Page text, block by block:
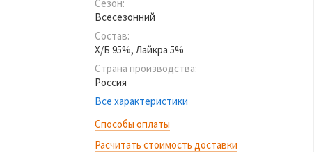
Сезон:
Всесезонний
Состав:
Х/Б 95%, Лайкра 5%
Страна производства:
Россия
Все характеристики
Способы оплаты
Расчитать стоимость доставки